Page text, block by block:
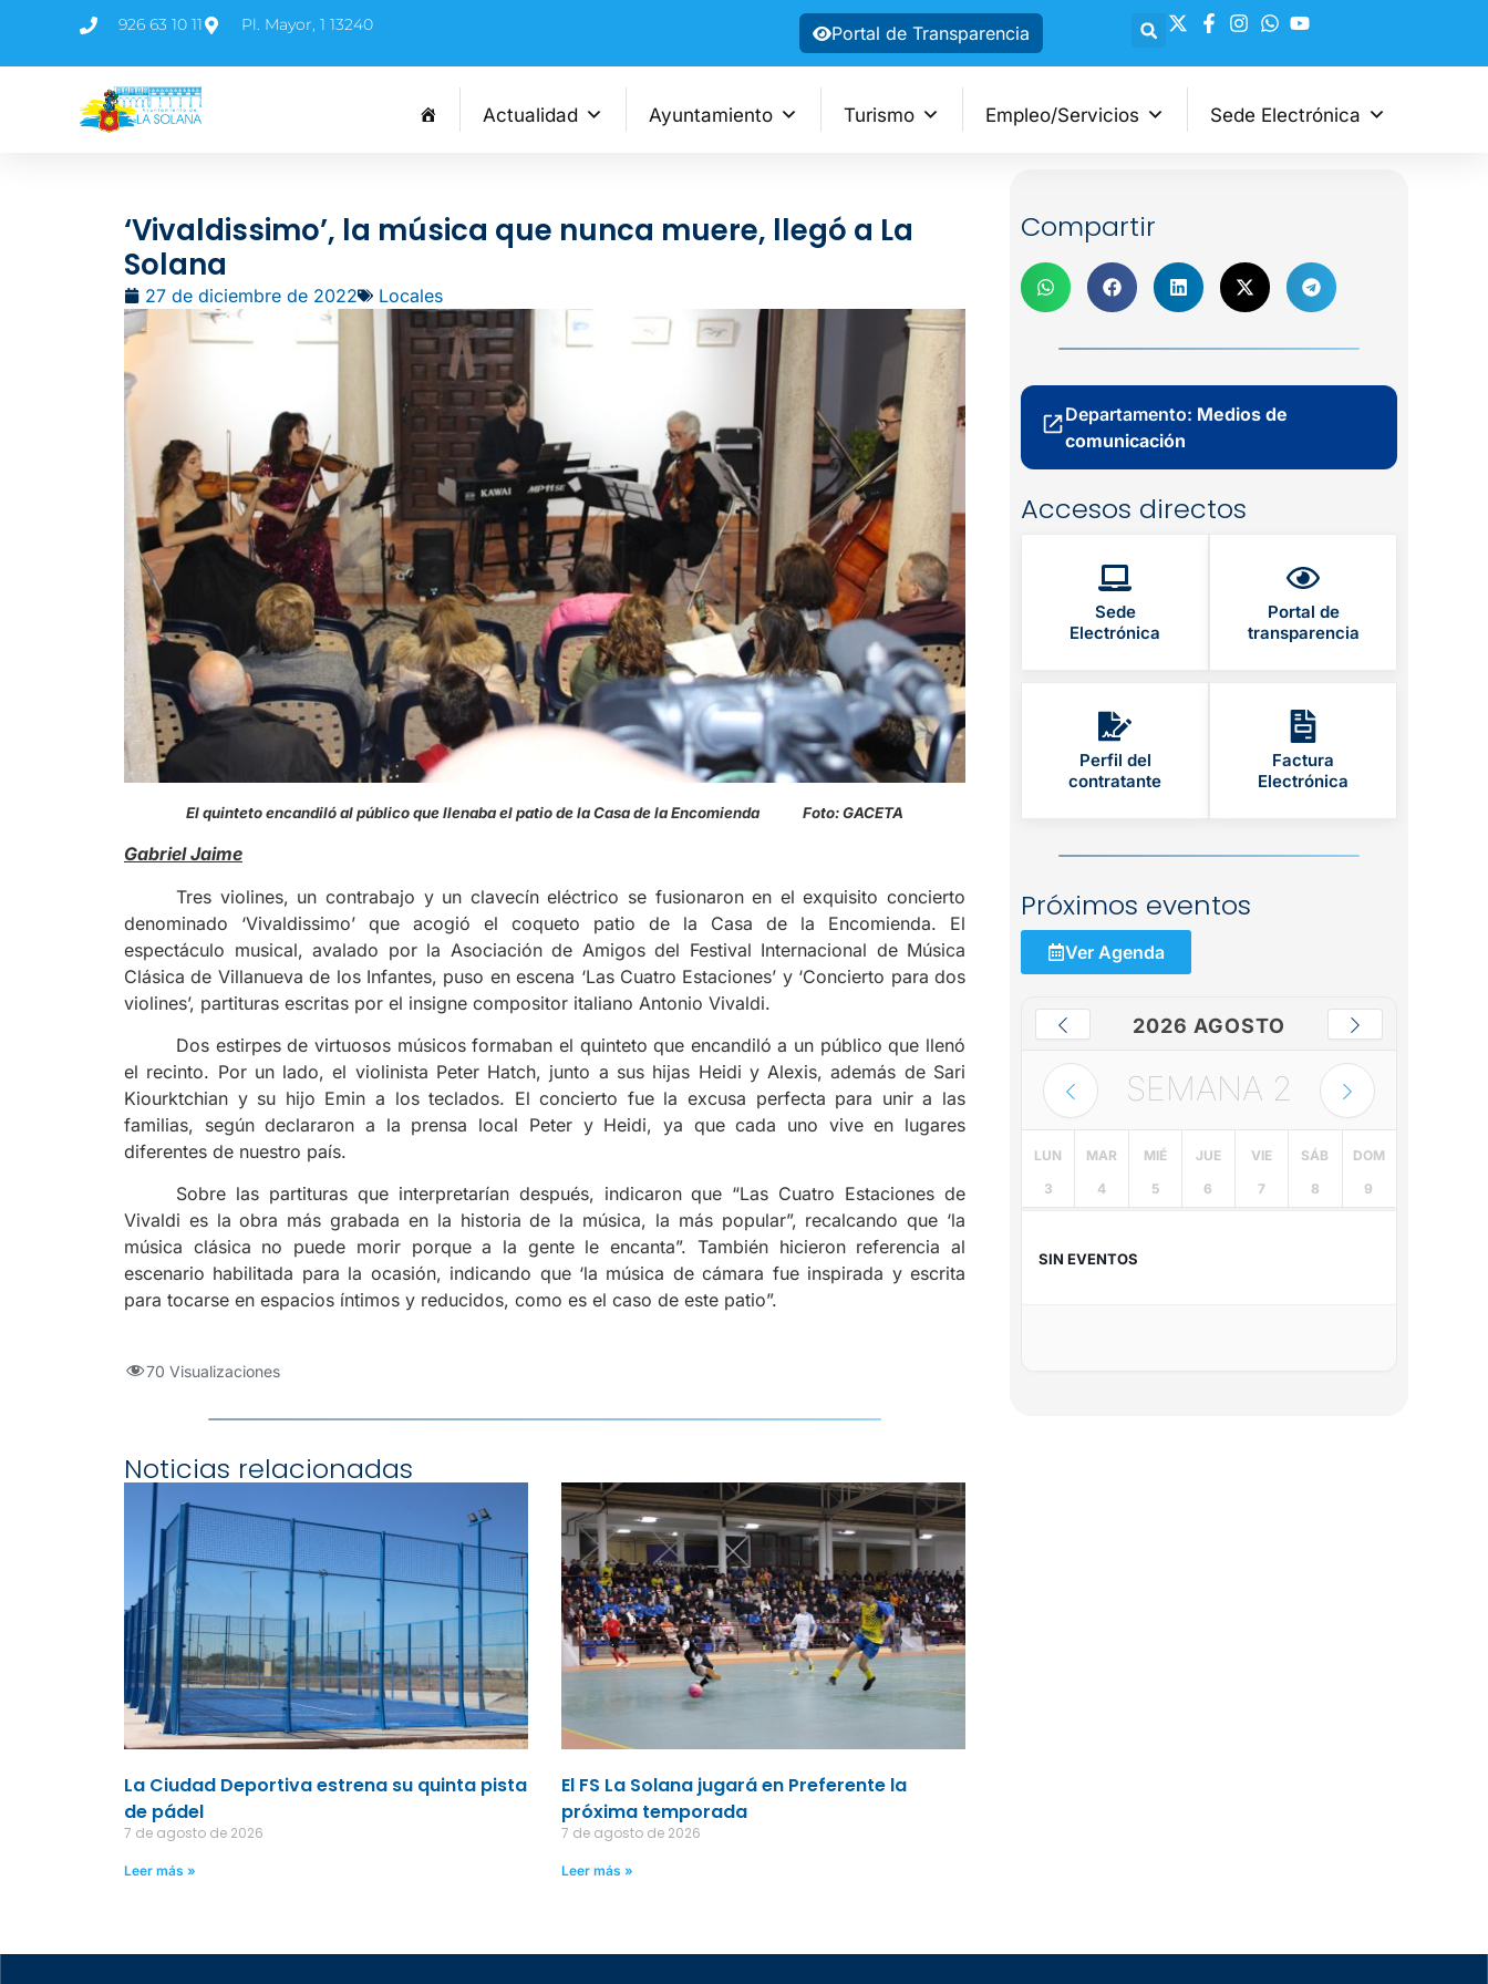
926 63 10 11 Pl. Mayor, 1 13240 Portal de Transparencia
Actualidad Ayuntamiento Turismo Empleo/Servicios Sede Electrónica
‘Vivaldissimo’, la música que nunca muere, llegó a La
Solana
27 de diciembre de 2022 Locales
El quinteto encandiló al público que llenaba el patio de la Casa de la Encomienda Foto: GACETA
Gabriel Jaime
Tres violines, un contrabajo y un clavecín eléctrico se fusionaron en el exquisito concierto
denominado ‘Vivaldissimo’ que acogió el coqueto patio de la Casa de la Encomienda. El
espectáculo musical, avalado por la Asociación de Amigos del Festival Internacional de Música
Clásica de Villanueva de los Infantes, puso en escena ‘Las Cuatro Estaciones’ y ‘Concierto para dos
violines’, partituras escritas por el insigne compositor italiano Antonio Vivaldi.
Dos estirpes de virtuosos músicos formaban el quinteto que encandiló a un público que llenó
el recinto. Por un lado, el violinista Peter Hatch, junto a sus hijas Heidi y Alexis, además de Sari
Kiourktchian y su hijo Emin a los teclados. El concierto fue la excusa perfecta para unir a las
familias, según declararon a la prensa local Peter y Heidi, ya que cada uno vive en lugares
diferentes de nuestro país.
Sobre las partituras que interpretarían después, indicaron que “Las Cuatro Estaciones de
Vivaldi es la obra más grabada en la historia de la música, la más popular”, recalcando que ‘la
música clásica no puede morir porque a la gente le encanta”. También hicieron referencia al
escenario habilitada para la ocasión, indicando que ‘la música de cámara fue inspirada y escrita
para tocarse en espacios íntimos y reducidos, como es el caso de este patio”.
70 Visualizaciones
Noticias relacionadas
La Ciudad Deportiva estrena su quinta pista
de pádel
7 de agosto de 2026
Leer más »
El FS La Solana jugará en Preferente la
próxima temporada
7 de agosto de 2026
Leer más »
Compartir
Departamento: Medios de
comunicación
Accesos directos
Sede
Electrónica
Portal de
transparencia
Perfil del
contratante
Factura
Electrónica
Próximos eventos
Ver Agenda
2026 AGOSTO
SEMANA 2
LUN
3
MAR
4
MIÉ
5
JUE
6
VIE
7
SÁB
8
DOM
9
SIN EVENTOS